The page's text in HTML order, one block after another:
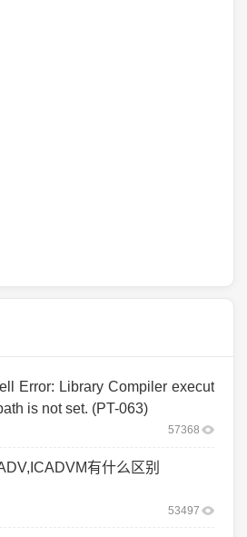
Error: Library Compiler execut
is not set. (PT-063)
57368
有什么区别
53497